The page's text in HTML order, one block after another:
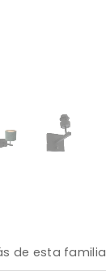
de esta familia